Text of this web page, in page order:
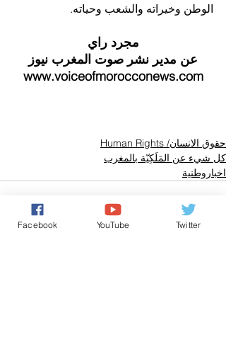
الوطن وخيراته والشعب وحياته.
مجرد راي
عن مدير نشر صوت المغرب نيوز
www.voiceofmorocconews.com
حقوق الانسان/ Human Rights
كل شيء عن المَلَكِيّة بالمغرب
اخباروطنية
Facebook YouTube Twitter